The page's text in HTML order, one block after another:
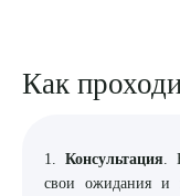
Как
1.Консультация .
свои ожидания и